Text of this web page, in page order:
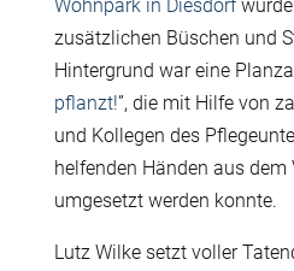
Wohnpark in Diesdorf
zusätzlichen Büschen und
Hintergrund wareine
pflanzt!”, die mitHilfe von
und Kollegen des
helfenden Händen aus dem
umgesetzt werden konnte.
Lutz Wilke setzt voller